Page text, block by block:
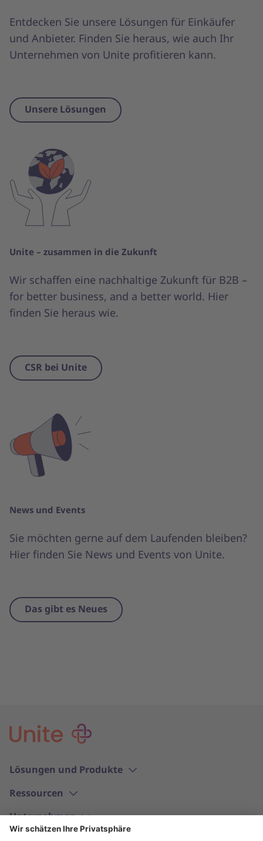
Entdecken Sie unsere Lösungen für Einkäufer
und Anbieter. Finden Sie heraus, wie auch Ihr
Unternehmen von Unite profitieren kann.
Unsere Lösungen
Unite – zusammen in die Zukunft
Wir schaffen eine nachhaltige Zukunft für B2B –
for better business, and a better world. Hier
finden Sie heraus wie.
CSR bei Unite
News und Events
Sie möchten gerne auf dem Laufenden bleiben?
Hier finden Sie News und Events von Unite.
Das gibt es Neues
Lösungen und Produkte
Ressourcen
Unternehmen